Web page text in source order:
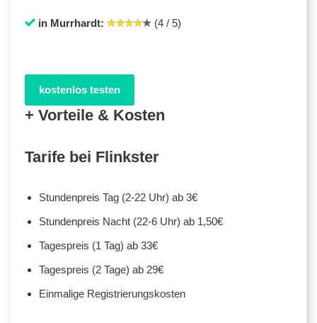
in Murrhardt: (4 / 5)
kostenlos testen
+ Vorteile & Kosten
Tarife bei Flinkster
Stundenpreis Tag (2-22 Uhr) ab 3€
Stundenpreis Nacht (22-6 Uhr) ab 1,50€
Tagespreis (1 Tag) ab 33€
Tagespreis (2 Tage) ab 29€
Einmalige Registrierungskosten